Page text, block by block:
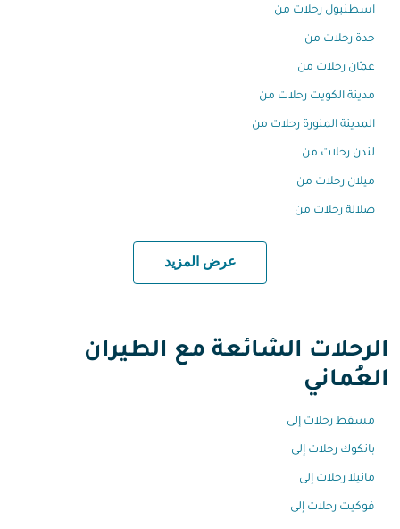
اسطنبول رحلات من
جدة رحلات من
عمّان رحلات من
مدينة الكويت رحلات من
المدينة المنورة رحلات من
لندن رحلات من
ميلان رحلات من
صلالة رحلات من
عرض المزيد
الرحلات الشائعة مع الطيران
العُماني
مسقط رحلات إلى
بانكوك رحلات إلى
مانيلا رحلات إلى
فوكيت رحلات إلى